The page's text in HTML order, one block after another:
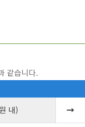
같습니다.
내)
→